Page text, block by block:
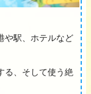
や駅、ホテルなど
る、そして使う絶